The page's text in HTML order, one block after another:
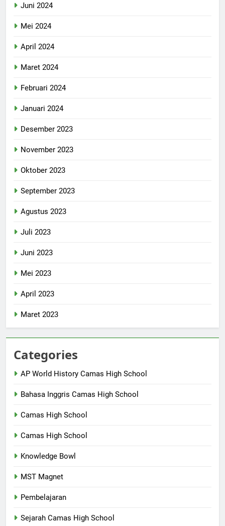
Juni 2024
Mei 2024
April 2024
Maret 2024
Februari 2024
Januari 2024
Desember 2023
November 2023
Oktober 2023
September 2023
Agustus 2023
Juli 2023
Juni 2023
Mei 2023
April 2023
Maret 2023
Categories
AP World History Camas High School
Bahasa Inggris Camas High School
Camas High School
Camas High School
Knowledge Bowl
MST Magnet
Pembelajaran
Sejarah Camas High School